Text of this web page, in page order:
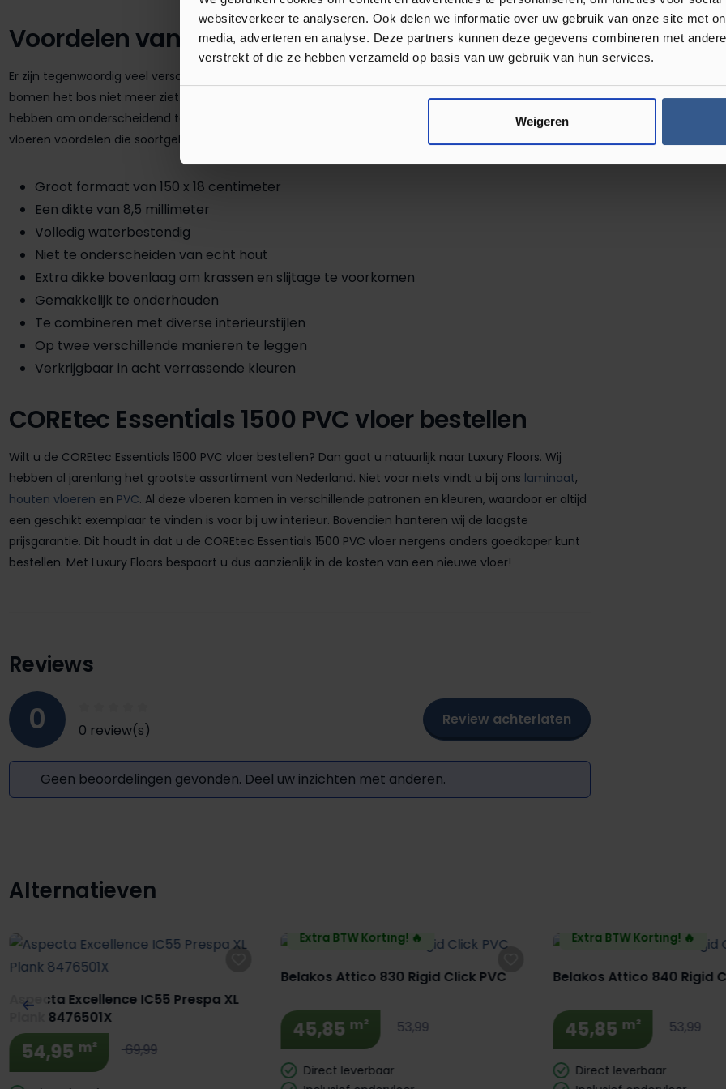
websiteverkeer te analyseren. Ook delen we informatie over uw gebruik van onze site met
media, adverteren en analyse. Deze partners kunnen deze gegevens combineren met
verstrekt of die ze hebben verzameld op basis van uw gebruik van hun services.
Weigeren
Voordelen van de COREtec Essentials 1500 Series
Er zijn tegenwoordig veel verschillende PVC vloeren verkrijgbaar. Hierdoor is het logisch dat u door de
bomen het bos niet meer ziet. Toch zorgt ieder merk ervoor dat de vloeren hun eigen kenmerken
hebben om onderscheidend te blijven. Niet voor niets hebben de COREtec Essentials 1500 series
vloeren voordelen die soortgelijke vloeren niet bezitten. Enkele van deze voordelen zijn:
Groot formaat van 150 x 18 centimeter
Een dikte van 8,5 millimeter
Volledig waterbestendig
Niet te onderscheiden van echt hout
Extra dikke bovenlaag om krassen en slijtage te voorkomen
Gemakkelijk te onderhouden
Te combineren met diverse interieurstijlen
Op twee verschillende manieren te leggen
Verkrijgbaar in acht verrassende kleuren
COREtec Essentials 1500 PVC vloer bestellen
Wilt u de COREtec Essentials 1500 PVC vloer bestellen? Dan gaat u natuurlijk naar Luxury Floors. Wij
hebben al jarenlang het grootste assortiment van Nederland. Niet voor niets vindt u bij ons laminaat,
houten vloeren en PVC. Al deze vloeren komen in verschillende patronen en kleuren, waardoor er altijd
een geschikt exemplaar te vinden is voor bij uw interieur. Bovendien hanteren wij de laagste
prijsgarantie. Dit houdt in dat u de COREtec Essentials 1500 PVC vloer nergens anders goedkoper kunt
bestellen. Met Luxury Floors bespaart u dus aanzienlijk in de kosten van een nieuwe vloer!
Reviews
0 0 review(s)
Review achterlaten
Geen beoordelingen gevonden. Deel uw inzichten met anderen.
Productgalerij overslaan
Alternatieven
Aspecta Excellence IC55 Prespa XL
Plank 8476501X
54,95 m² 69,99
Extra BTW Korting! 🔥
Belakos Attico 830 Rigid Click PVC
45,85 m² 53,99
Direct leverbaar
Extra BTW Korting! 🔥
Belakos Attico 840 Rigid
45,85 m² 53,99
Direct leverbaar